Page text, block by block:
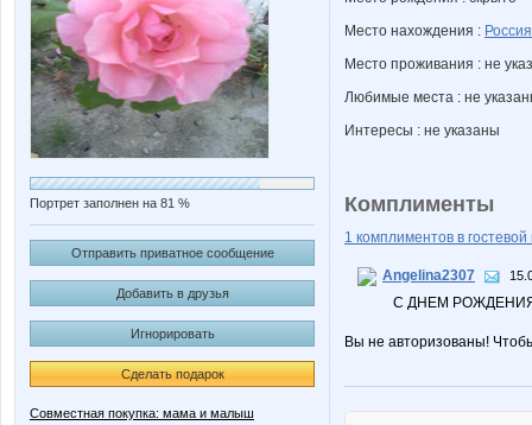
Портрет заполнен на 81 %
Отправить приватное сообщение
Добавить в друзья
Игнорировать
Сделать подарок
Совместная покупка: мама и малыш
Место нахождения : Россия
Место проживания : не
Любимые места : не
Интересы : не указаны
Комплименты
1 комплиментов в гостевой
Angelina2307
С ДНЕМ
Вы не авторизованы!